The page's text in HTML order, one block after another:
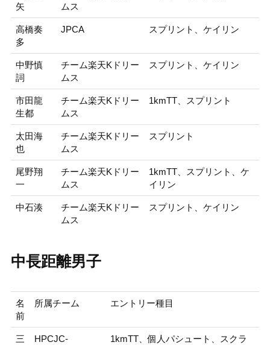
矢
ムス
高橋奏
多
JPCA スプリント、ケイリン
中野慎
詞
チーム楽天Kドリー
ムス
スプリント、ケイリン
市田龍
生都
チーム楽天Kドリー
ムス
1kmTT、スプリント
太田海
也
チーム楽天Kドリー
ムス
スプリント
尾野翔
一
チーム楽天Kドリー
ムス
1kmTT、スプリント、ケ
イリン
中石湊
チーム楽天Kドリー
ムス
スプリント、ケイリン
中長距離男子
名
前
所属チーム エントリー種目
三 HPCJC- 1kmTT、個人パシュート、スクラ